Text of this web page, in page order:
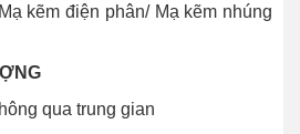
Mạ kẽm điện phân/ Mạ kẽm nhúng
qua trung gian